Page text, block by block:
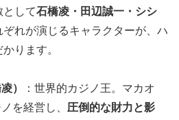
として石橋凌・田辺誠一・シシ
ぞれが演じるキャラクターが、ハ
ります。
）
：世界的カジノ王。マカオ
を経営し、 圧倒的な財力と影